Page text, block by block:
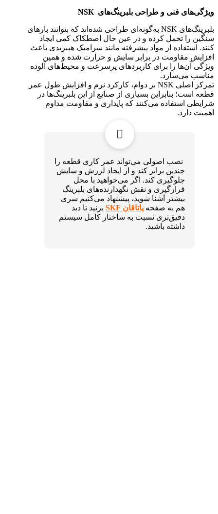
ویژگی‌های فنی و طراحی بلبرینگ‌های NSK
بلبرینگ‌های NSK به‌گونه‌ای طراحی شده‌اند که بتوانند بارهای
سنگین را تحمل کرده و در عین حال اصطکاک کمی ایجاد
کنند. استفاده از مواد پیشرفته مانند سرامیک هیبریدی باعث
افزایش مقاومت در برابر سایش و حرارت شده و همین
ویژگی آن‌ها را برای کاربردهای پرسرعت و محیط‌های آلوده
مناسب می‌سازد.
تمرکز اصلی NSK بر دوام، کارکرد نرم و افزایش طول عمر
قطعه است؛ بنابراین بسیاری از صنایع از این بلبرینگ‌ها در
شرایطی استفاده می‌کنند که پایداری و مقاومت مداوم
اهمیت دارد.
نصب اصولی می‌تواند عمر کاری قطعه را
چندین برابر کند و از ایجاد لرزش و سایش
جلوگیری کند. اگر می‌خواهید با محل
قرارگیری و نقش نگهدارنده‌های بلبرینگ
بیشتر آشنا شوید، پیشنهاد می‌کنیم سری
هم به صفحه یاتاقان SKF
بزنید تا دید
دقیق‌تری نسبت به ساختار کامل سیستم
داشته باشید.